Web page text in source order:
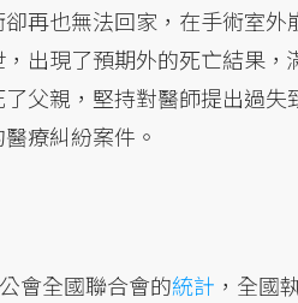
再也無法回家，在手術室
出現了預期外的死亡結果
父親，堅持對醫師提出過
療糾紛案件。
會全國聯合會的統計 ，全國